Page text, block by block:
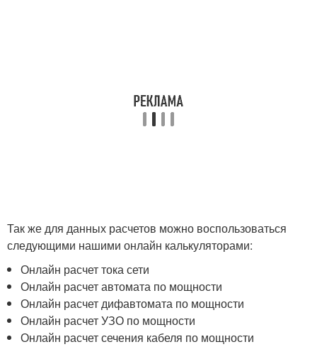
Так же для данных расчетов можно воспользоваться
следующими нашими онлайн калькуляторами:
Онлайн расчет тока сети
Онлайн расчет автомата по мощности
Онлайн расчет дифавтомата по мощности
Онлайн расчет УЗО по мощности
Онлайн расчет сечения кабеля по мощности